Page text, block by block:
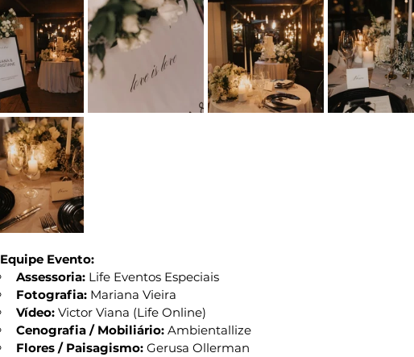
Equipe Evento:
Assessoria: Life Eventos Especiais
Fotografia: Mariana Vieira
Vídeo: Victor Viana (Life Online)
Cenografia / Mobiliário: Ambientallize
Flores / Paisagismo: Gerusa Ollerman